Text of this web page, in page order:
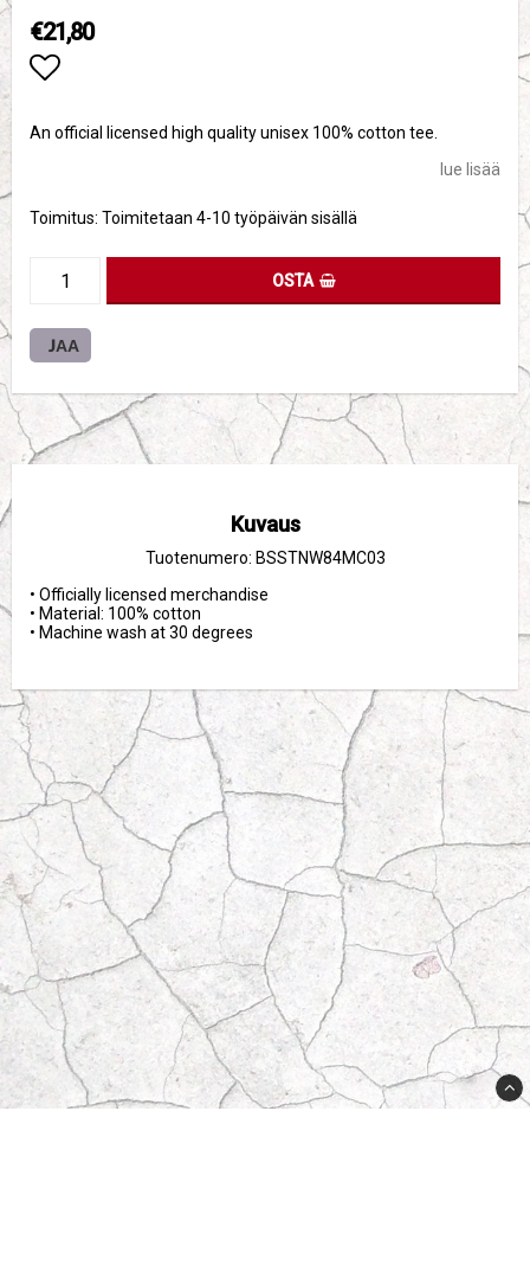
€21,80
An official licensed high quality unisex 100% cotton tee.
lue lisää
Toimitus: Toimitetaan 4-10 työpäivän sisällä
OSTA
JAA
Kuvaus
Tuotenumero: BSSTNW84MC03
• Officially licensed merchandise
• Material: 100% cotton
• Machine wash at 30 degrees